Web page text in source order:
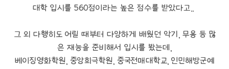
대학 입시를 560점이라는 높은 점수를 받았다고..
그 외 다행히도 어릴 때부터 다양하게 배웠던 악기, 무용 등 많
은 재능을 준비해서 입시를 봤는데,
베이징영화학원, 중앙희극학원, 중국전매대학교, 인민해방군예